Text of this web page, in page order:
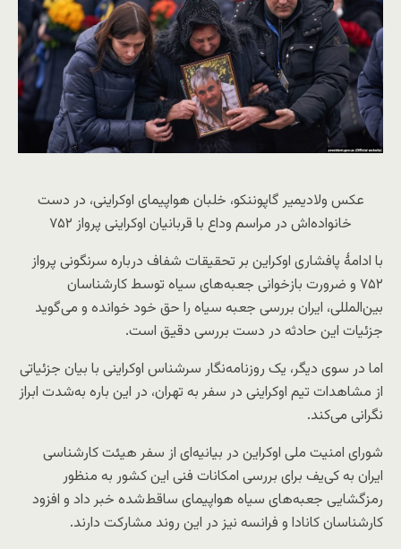
عکس ولادیمیر گاپوننکو، خلبان هواپیمای اوکراینی، در دست
خانواده‌اش در مراسم وداع با قربانیان اوکراینی پرواز ۷۵۲
با ادامهٔ پافشاری اوکراین بر تحقیقات شفاف درباره سرنگونی پرواز
۷۵۲ و ضرورت بازخوانی جعبه‌های سیاه توسط کارشناسان
بین‌المللی، ایران بررسی جعبه سیاه را حق خود خوانده و می‌گوید
جزئیات این حادثه در دست بررسی دقیق است.
اما در سوی دیگر، یک روزنامه‌نگار سرشناس اوکراینی با بیان جزئیاتی
از مشاهدات تیم اوکراینی در سفر به تهران، در این باره به‌شدت ابراز
نگرانی می‌کند.
شورای امنیت ملی اوکراین در بیانیه‌ای از سفر هیئت کارشناسی
ایران به کی‌یف برای بررسی امکانات فنی این کشور به منظور
رمزگشایی جعبه‌های سیاه هواپیمای ساقط‌شده خبر داد و افزود
کارشناسان کانادا و فرانسه نیز در این روند مشارکت دارند.